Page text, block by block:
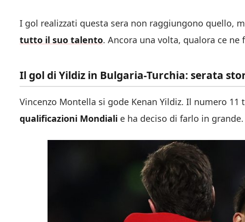
I gol realizzati questa sera non raggiungono quello,
tutto il suo talento. Ancora una volta, qualora ce ne
Il gol di Yildiz in Bulgaria-Turchia: serata
Vincenzo Montella si gode Kenan Yildiz. Il numero
qualificazioni Mondiali e ha deciso di farlo in